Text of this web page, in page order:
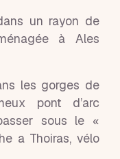
un rayon de
à Ales
les gorges de
pont d’arc
sous le «
a Thoiras, vélo